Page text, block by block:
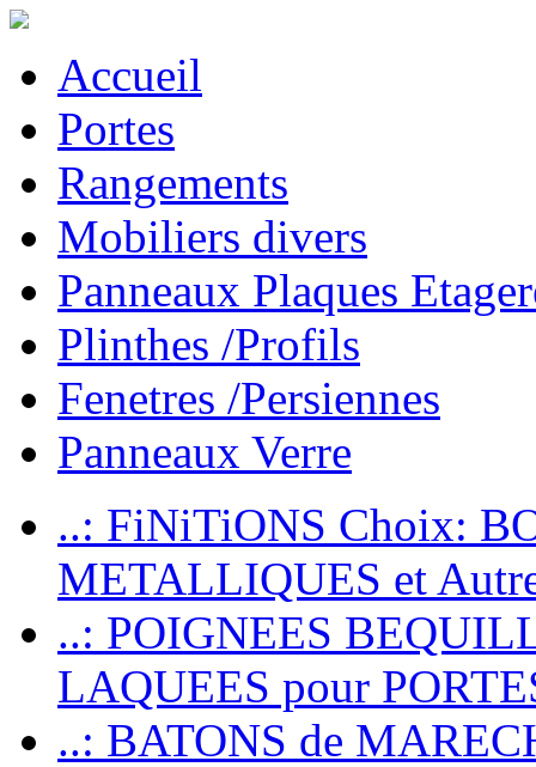
Accueil
Portes
Rangements
Mobiliers divers
Panneaux Plaques
Plinthes /Profils
Fenetres /Persiennes
Panneaux Verre
..: FiNiTiONS Choix:
METALLIQUES et
..: POIGNEES
LAQUEES pour
..: BATONS de